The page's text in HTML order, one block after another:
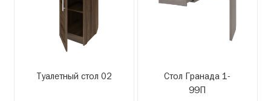
Туалетный стол 02
Стол Гранада 1-
99П